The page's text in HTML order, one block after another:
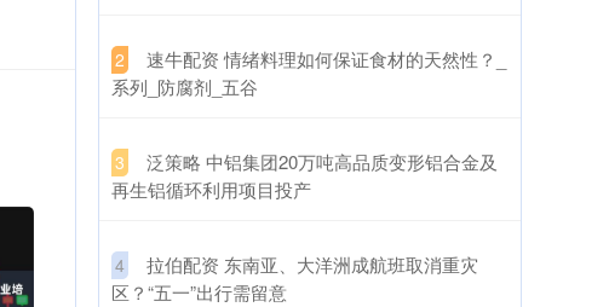
2
​速牛配资 情绪料理如何保证食材的天然性？_
系列_防腐剂_五谷
3
​泛策略 中铝集团20万吨高品质变形铝合金及
再生铝循环利用项目投产
4
​拉伯配资 东南亚、大洋洲成航班取消重灾
区？“五一”出行需留意